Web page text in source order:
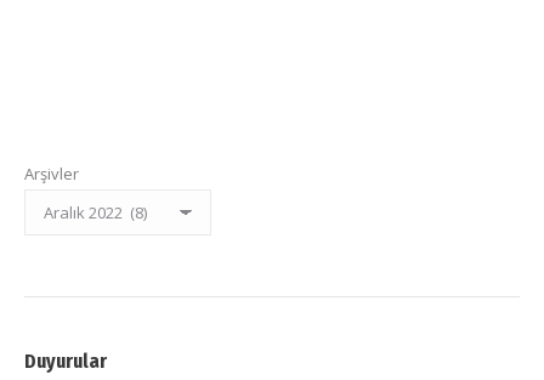
Arşivler
Duyurular